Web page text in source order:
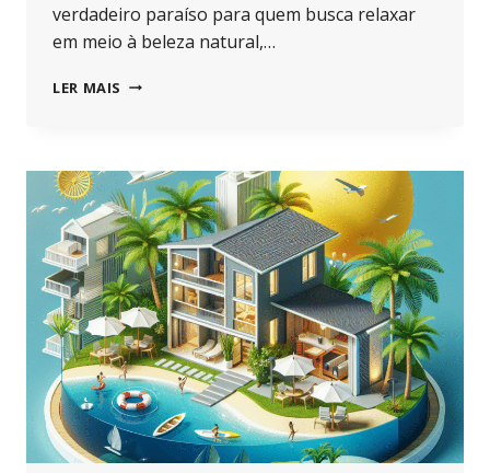
verdadeiro paraíso para quem busca relaxar
em meio à beleza natural,…
LER MAIS ALUGUEL
MELHORES
BAIRROS
PARA
FICAR